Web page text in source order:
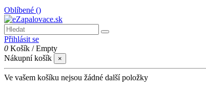
Oblíbené ()
Přihlásit se
0 Košík /Empty
Nákupní košík
×
Ve vašem košíku nejsou žádné další položky